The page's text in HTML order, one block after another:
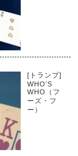
[トランプ]
WHO’S
WHO（フ
ーズ・フ
ー）